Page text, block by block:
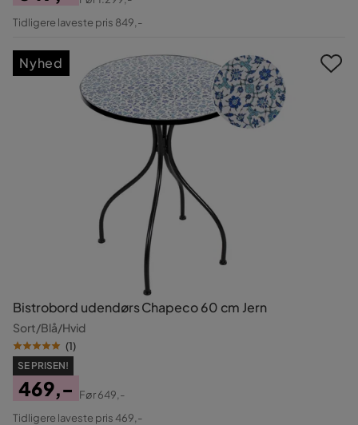
Pris
Original
Tidligere laveste pris 849,-
Bistrobord udendørs Chapeco 60 cm Jern
Sort/Blå/Hvid
(1)
SE PRISEN!
Pris
469,-
Original
Før649,-
Tidligere laveste pris 469,-
Nyhed